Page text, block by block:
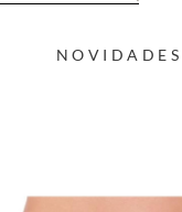
NOVIDADES